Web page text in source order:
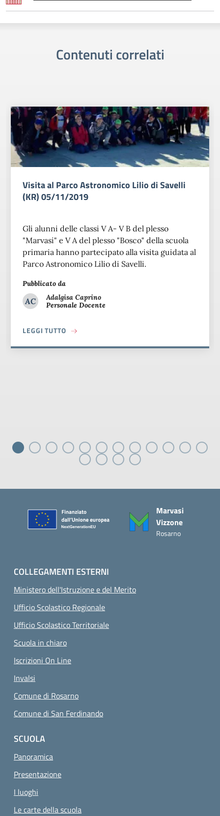
Contenuti correlati
Visita al Parco Astronomico Lilio di Savelli
(KR) 05/11/2019
Gli alunni delle classi V A- V B del plesso
"Marvasi" e V A del plesso "Bosco" della scuola
primaria hanno partecipato alla visita guidata al
Parco Astronomico Lilio di Savelli.
Pubblicato da
AC
Adalgisa Caprino
Adalgisa Caprino
Personale Docente
LEGGI TUTTOA PROPOSITO DI VISITA AL PARCO
Marvasi
Vizzone
Rosarno
COLLEGAMENTI ESTERNI
Ministero dell'Istruzione e del Merito
Ufficio Scolastico Regionale
Ufficio Scolastico Territoriale
Scuola in chiaro
Iscrizioni On Line
Invalsi
Comune di Rosarno
Comune di San Ferdinando
SCUOLA
Panoramica
Presentazione
I luoghi
Le carte della scuola